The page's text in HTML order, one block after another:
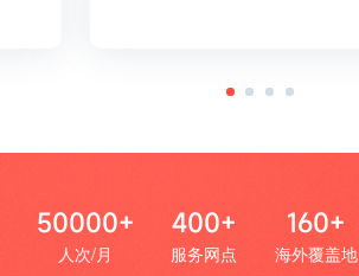
50000+
人次/月
400+
服务网点
160+
海外覆盖地